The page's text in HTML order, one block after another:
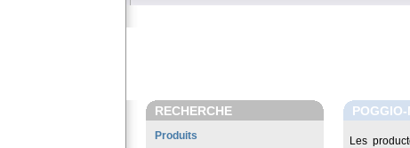
RECHERCHE
Produits
Les